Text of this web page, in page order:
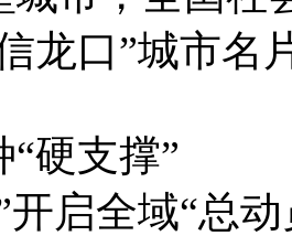
龙口”城市名
硬支撑”
开启全域“总动